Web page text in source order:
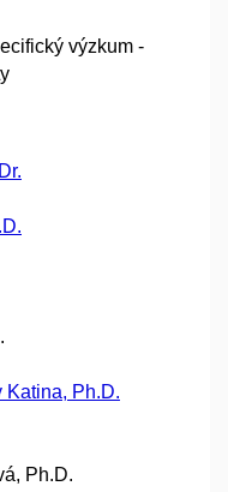
výzkum -
Katina, Ph.D.
Ph.D.